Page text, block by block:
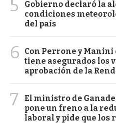
5
Gobierno declaró la
condiciones
del país
6
Con Perrone y
tiene asegurados los
aprobación de la
7
El ministro de
pone un freno a la
laboral y pide que los